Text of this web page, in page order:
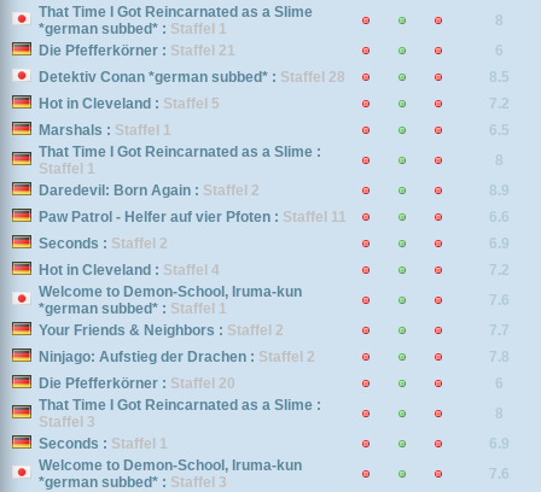
That Time I Got Reincarnated as a Slime
*german subbed* : Staffel 1
8
Die Pfefferkörner : Staffel 21
6
Detektiv Conan *german subbed* : Staffel 28
8.5
Hot in Cleveland : Staffel 5
7.2
Marshals : Staffel 1
6.5
That Time I Got Reincarnated as a Slime :
Staffel 1
8
Daredevil: Born Again : Staffel 2
8.9
Paw Patrol - Helfer auf vier Pfoten : Staffel 11
6.6
Seconds : Staffel 2
6.9
Hot in Cleveland : Staffel 4
7.2
Welcome to Demon-School, Iruma-kun
*german subbed* : Staffel 1
7.6
Your Friends & Neighbors : Staffel 2
7.7
Ninjago: Aufstieg der Drachen : Staffel 2
7.8
Die Pfefferkörner : Staffel 20
6
That Time I Got Reincarnated as a Slime :
Staffel 3
8
Seconds : Staffel 1
6.9
Welcome to Demon-School, Iruma-kun
*german subbed* : Staffel 3
7.6